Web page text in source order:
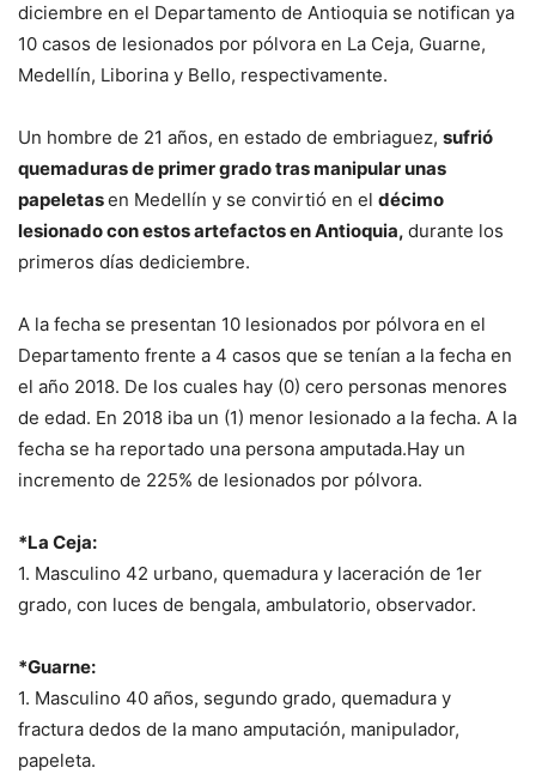
diciembre en el Departamento de Antioquia se notifican ya
10 casos de lesionados por pólvora en La Ceja, Guarne,
Medellín, Liborina y Bello, respectivamente.
Un hombre de 21 años, en estado de embriaguez, sufrió
quemaduras de primer grado tras manipular unas
papeletasen Medellín y se convirtió en el décimo
lesionado con estos artefactos en Antioquia, durante los
primeros días dediciembre.
A la fecha se presentan 10 lesionados por pólvora en el
Departamento frente a 4 casos que se tenían a la fecha en
el año 2018. De los cuales hay (0) cero personas menores
de edad. En 2018 iba un (1) menor lesionado a la fecha. A la
fecha se ha reportado una persona amputada.Hay un
incremento de 225% de lesionados por pólvora.
*La Ceja:
1. Masculino 42 urbano, quemadura y laceración de 1er
grado, con luces de bengala, ambulatorio, observador.
*Guarne:
1. Masculino 40 años, segundo grado, quemadura y
fractura dedos de la mano amputación, manipulador,
papeleta.